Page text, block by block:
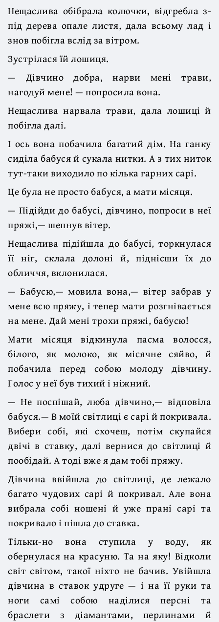
Нещаслива обібрала колючки, відгребла з-
під дерева опале листя, дала всьому лад і
знов побігла вслід за вітром.
Зустрілася їй лошиця.
— Дівчино добра, нарви мені трави,
нагодуй мене! — попросила вона.
Нещаслива нарвала трави, дала лошиці й
побігла далі.
І ось вона побачила багатий дім. На ганку
сиділа бабуся й сукала нитки. А з тих ниток
тут-таки виходило по кілька гарних сарі.
Це була не просто бабуся, а мати місяця.
— Підійди до бабусі, дівчино, попроси в неї
пряжі,— шепнув вітер.
Нещаслива підійшла до бабусі, торкнулася
її ніг, склала долоні й, піднісши їх до
обличчя, вклонилася.
— Бабусю,— мовила вона,— вітер забрав у
мене всю пряжу, і тепер мати розгнівається
на мене. Дай мені трохи пряжі, бабусю!
Мати місяця відкинула пасма волосся,
білого, як молоко, як місячне сяйво, й
побачила перед собою молоду дівчину.
Голос у неї був тихий і ніжний.
— Не поспішай, люба дівчино,— відповіла
бабуся.— В моїй світлиці є сарі й покривала.
Вибери собі, які схочеш, потім скупайся
двічі в ставку, далі вернися до світлиці й
пообідай. А тоді вже я дам тобі пряжу.
Дівчина ввійшла до світлиці, де лежало
багато чудових сарі й покривал. Але вона
вибрала собі ношені й уже прані сарі та
покривало і пішла до ставка.
Тільки-но вона ступила у воду, як
обернулася на красуню. Та на яку! Відколи
світ світом, такої ніхто не бачив. Увійшла
дівчина в ставок удруге — і на її руки та
ноги самі собою наділися персні та
браслети з діамантами, перлинами й